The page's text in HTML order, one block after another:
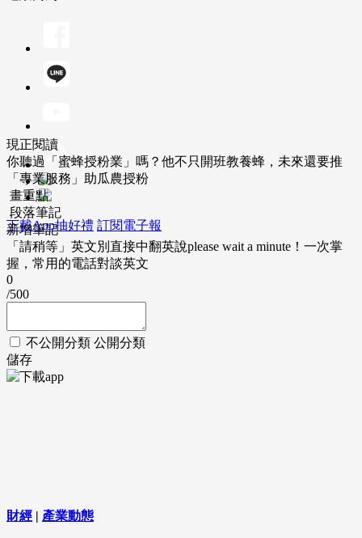
下載App抽好禮 訂閱電子報
現正閱讀
你聽過「蜜蜂授粉業」嗎？他不只開班教養蜂，未來還要推
「專業服務」助瓜農授粉
畫重點
段落筆記
新增筆記
「請稍等」英文別直接中翻英說please wait a minute！一次掌
握，常用的電話對談英文
0
/500
不公開分類 公開分類
儲存
財經 | 產業動態